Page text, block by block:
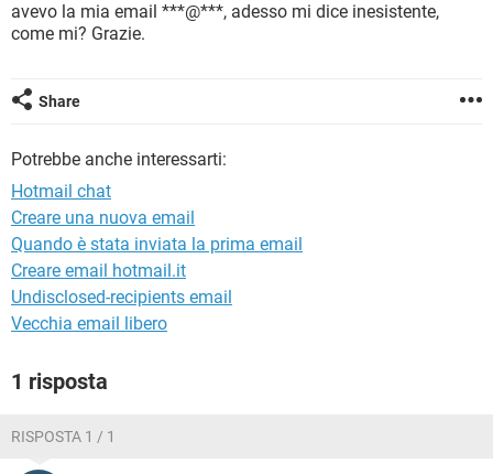
HARDWARE
INSTAGRAM WHATSAPP
HARDWARE
iOS
TIKTOK
avevo la mia email ***@***, adesso mi dice inesistente,
come mi? Grazie.
Share
Potrebbe anche interessarti:
Hotmail chat
Creare una nuova email
Quando è stata inviata la prima email
Creare email hotmail.it
Undisclosed-recipients email
Vecchia email libero
1 risposta
RISPOSTA 1 / 1